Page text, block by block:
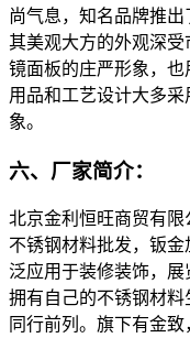
尚气息，知名品牌推
其美观大方的外观深
镜面板的庄严形象，
用品和工艺设计大多
象。
六、厂家简介：
北京金利恒旺商贸有
不锈钢材料批发，钣
泛应用于装修装饰，
拥有自己的不锈钢材
同行前列。旗下有金